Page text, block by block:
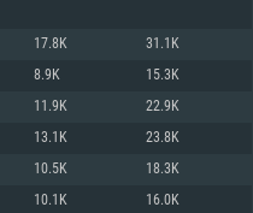
사항
17.8K 31.1K
8.9K 15.3K
11.9K 22.9K
13.1K 23.8K
10.5K 18.3K
10.1K 16.0K